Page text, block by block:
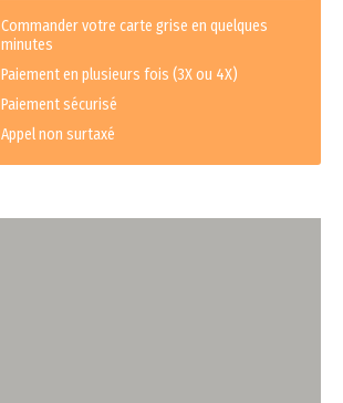
Commander votre carte grise en quelques
minutes
Paiement en plusieurs fois (3X ou 4X)
Paiement sécurisé
Appel non surtaxé